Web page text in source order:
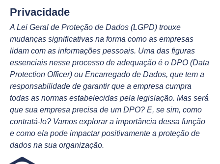
Privacidade
A Lei Geral de Proteção de Dados (LGPD) trouxe
mudanças significativas na forma como as empresas
lidam com as informações pessoais. Uma das figuras
essenciais nesse processo de adequação é o DPO (Data
Protection Officer) ou Encarregado de Dados, que tem a
responsabilidade de garantir que a empresa cumpra
todas as normas estabelecidas pela legislação. Mas será
que sua empresa precisa de um DPO? E, se sim, como
contratá-lo? Vamos explorar a importância dessa função
e como ela pode impactar positivamente a proteção de
dados na sua organização.